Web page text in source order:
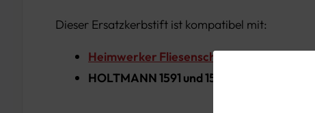
Dieser Ersatzkerbstift ist kompatibel mit:
Heimwerker Fliesenschneidmaschine
HOLTMANN 1591 und 1593